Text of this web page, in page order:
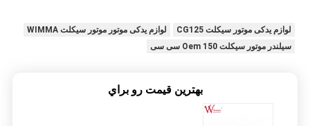
لوازم یدکی موتور سیکلت CG125
لوازم یدکی موتور موتور سیکلت WIMMA
سیلندر موتور سیکلت Oem 150 سی سی
بهترين قيمت رو براي